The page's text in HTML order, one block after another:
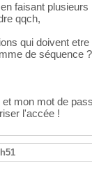
faisant plusieurs
qqch,
qui doivent
de séquence ?
mon mot de
l'accée !